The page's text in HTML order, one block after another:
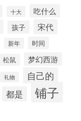
十大 吃什么
孩子 宋代
新年 时间
松鼠 梦幻西游
礼物 自己的
都是 铺子